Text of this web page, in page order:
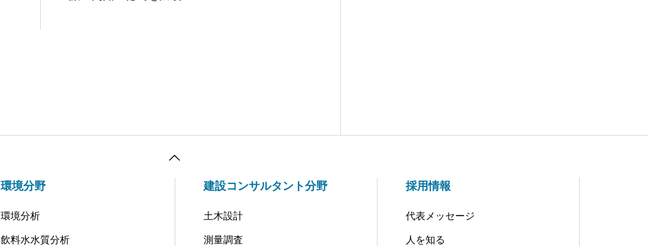
環境分野
環境分析
飲料水水質分析
建設コンサルタント分野
土木設計
測量調査
採用情報
代表メッセージ
人を知る